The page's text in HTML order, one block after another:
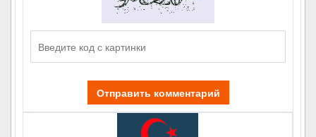
Отправить комментарий